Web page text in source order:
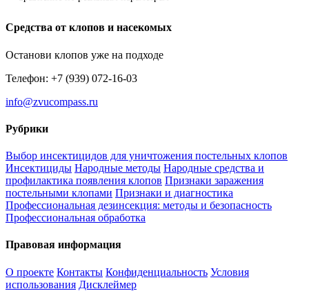
Средства от клопов и насекомых
Останови клопов уже на подходе
Телефон: +7 (939) 072-16-03
info@zvucompass.ru
Рубрики
Выбор инсектицидов для уничтожения постельных клопов
Инсектициды Народные методы Народные средства и
профилактика появления клопов Признаки заражения
постельными клопами Признаки и диагностика
Профессиональная дезинсекция: методы и безопасность
Профессиональная обработка
Правовая информация
О проекте Контакты Конфиденциальность Условия
использования Дисклеймер